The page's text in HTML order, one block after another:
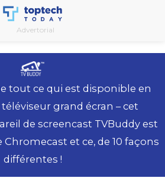
Advertorial
tout ce qui est disponible en
grand écran – cet
de screencast TVBuddy est
et ce, de 10 façons
différentes !